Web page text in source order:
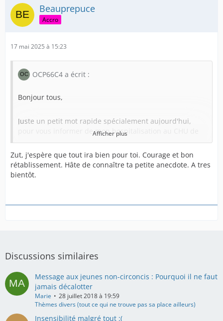
Beauprepuce
Accro
17 mai 2025 à 15:23
OCP66C4 a écrit :
Bonjour tous,
Juste un petit mot rapide spécialement aujourd'hui,
pour vous informer de mon hospitalisation au CHU de
Grenoble, je suis passé au bloc ce matin et pour pour
une convalescence d'1 mois en tout (maison) .
Mon accident de vélo a récidivé recréant une sténose
J'ai subi une greffe de muqueuse buccale cette fois et
vous raconter qui sera un total raccord avec la
restauration du prépuce et ce forum.
Pendant ce temps-là, continuez bien vos restaurations
respectives et surtout ne lâchez rien !
Afficher plus
Zut, j'espère que tout ira bien pour toi. Courage et bon
rétablissement. Hâte de connaître ta petite anecdote. A tres
bientôt.
Discussions similaires
Message aux jeunes non-circoncis : Pourquoi il ne faut
jamais décalotter
Marie
28 juillet 2018 à 19:59
Thèmes divers (tout ce qui ne trouve pas sa place ailleurs)
Insensibilité malgré tout :(